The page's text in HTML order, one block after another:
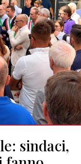
sindaci,